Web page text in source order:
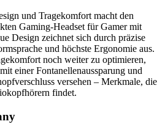
und Tragekomfort macht den
Gaming-Headset für Gamer mit
Design zeichnet sich durch präzise
und höchste Ergonomie aus.
noch weiter zu optimieren,
einer Fontanellenaussparung und
versehen – Merkmale, die
findet.